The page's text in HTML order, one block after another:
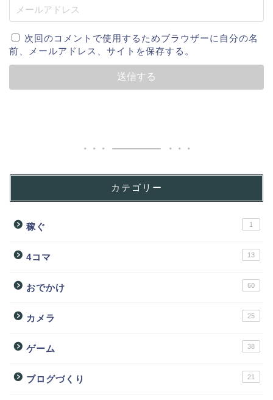
次回のコメントで使用するためブラウザーに自分の名
前、メールアドレス、サイトを保存する。
カテゴリー
稼ぐ 1
4コマ 13
おでかけ 60
カメラ 25
ゲーム 38
ブログづくり 21